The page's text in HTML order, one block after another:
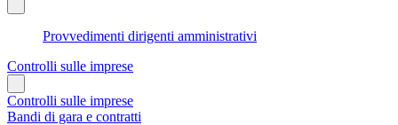
Provvedimenti dirigenti amministrativi
Controlli sulle imprese
Controlli sulle imprese
Bandi di gara e contratti